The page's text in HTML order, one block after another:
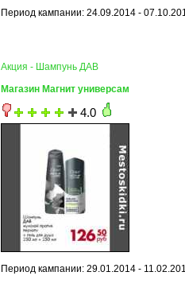
Период кампании: 24.09.2014 -
Акция - Шампунь ДАВ
Магазин Магнит универсам
4.0
Период кампании: 29.01.2014 -